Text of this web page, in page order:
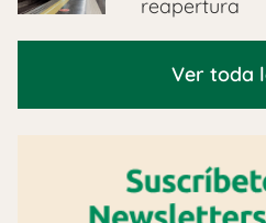
reapertura
Ver toda